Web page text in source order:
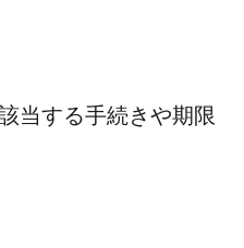
当する手続きや期限